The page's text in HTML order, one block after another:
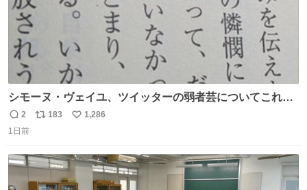
シモーヌ・ヴェイユ、ツイッターの弱者芸についてこれ以
上なく鋭く分析していて本当に凄い。俺辞めちゃうかもイ
ンターネット。これ読み終わったら
返
信
2
リ
ト
数
183
い
数
1,286
1日前